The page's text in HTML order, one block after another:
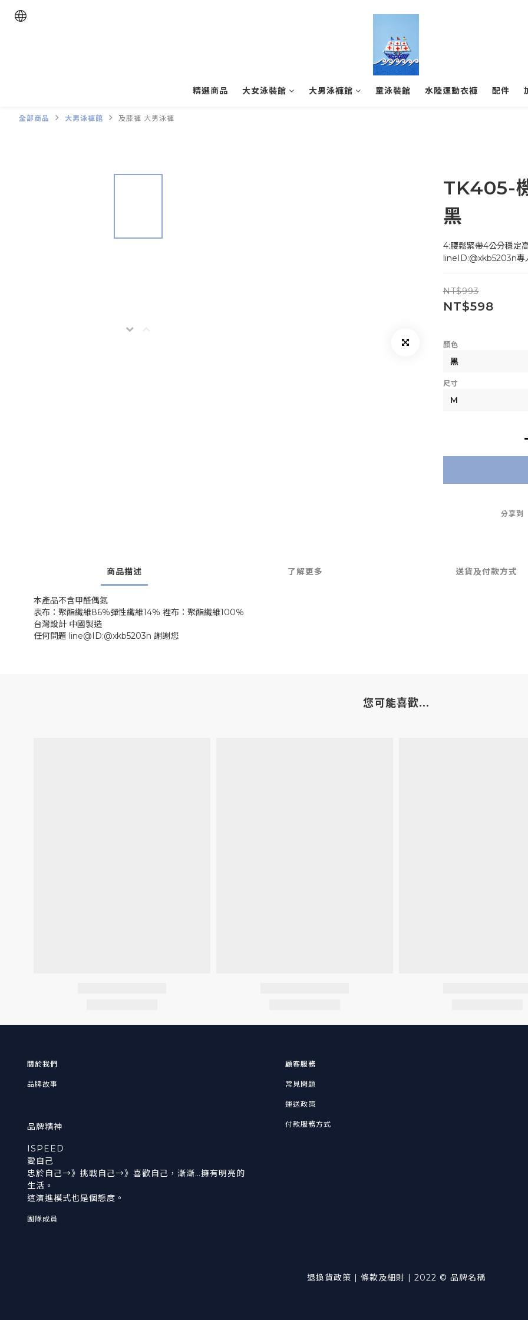
精選商品 大女泳裝館 大男泳褲館 童泳裝館 水陸運動衣褲 配件
全部商品 大男泳褲館 及膝褲 大男泳褲
TK405-
黑
4:腰鬆緊帶4公分穩定
lineID:@xkb5203n專
NT$993
NT$598
顏色
尺寸
分享到
商品描述 了解更多 送貨及付款方式
本產品不含甲醛偶氮
表布：聚酯纖維86％彈性纖維14％ 裡布：聚酯纖維100％
台灣設計 中國製造
任何問題 line@ID:@xkb5203n 謝謝您
您可能喜歡...
關於我們
品牌故事
品牌精神
ISPEED
愛自己
忠於自己→》挑戰自己→》喜歡自己，漸漸…擁有明亮的
生活。
這演進模式也是個態度。
團隊成員
顧客服務
常見問題
運送政策
付款服務方式
退換貨政策 | 條款及細則 | 2022 © 品牌名稱